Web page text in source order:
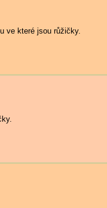
ve které jsou růžičky.